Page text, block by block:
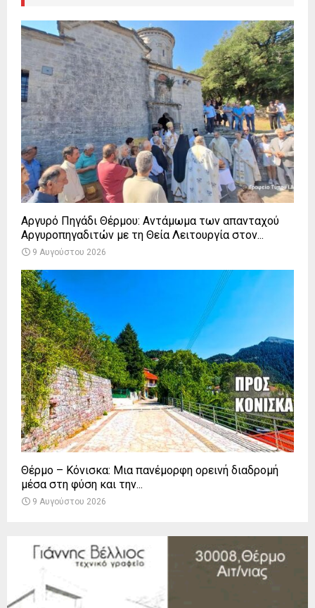
Αργυρό Πηγάδι Θέρμου: Αντάμωμα των απανταχού
Αργυροπηγαδιτών με τη Θεία Λειτουργία στον...
9 Αυγούστου 2026
Θέρμο – Κόνισκα: Μια πανέμορφη ορεινή διαδρομή
μέσα στη φύση και την...
9 Αυγούστου 2026